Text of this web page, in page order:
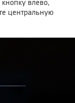
влево,
центральную